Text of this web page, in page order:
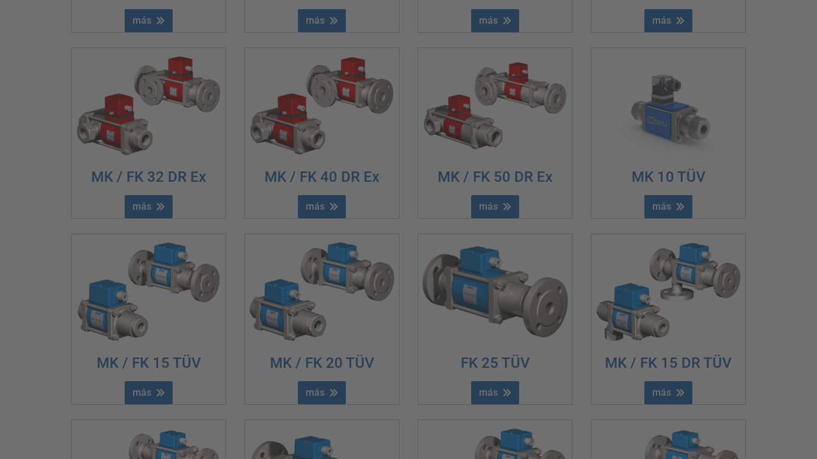
más más más más
MK / FK 32 DR Ex
más
MK / FK 40 DR Ex
más
MK / FK 50 DR Ex
más
MK 10 TÜV
más
MK / FK 15 TÜV
más
MK / FK 20 TÜV
más
FK 25 TÜV
más
MK / FK 15 DR TÜV
más